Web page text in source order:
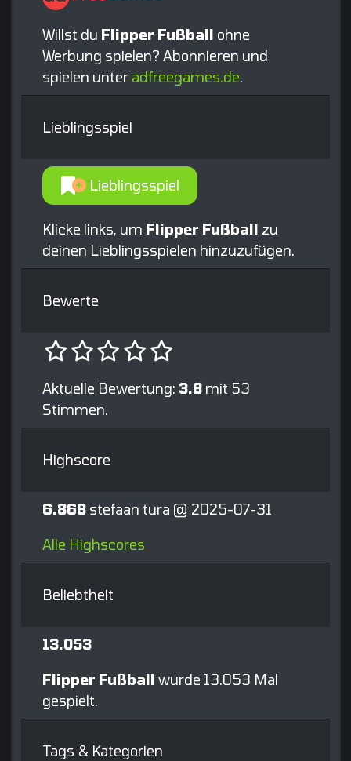
Willst du Flipper Fußball ohne
Werbung spielen? Abonnieren und
spielen unter adfreegames.de.
Lieblingsspiel
Lieblingsspiel
Klicke links, um Flipper Fußball zu
deinen Lieblingsspielen hinzuzufügen.
Bewerte
Aktuelle Bewertung: 3.8 mit 53
Stimmen.
Highscore
6.868 stefaan tura @ 2025-07-31
Alle Highscores
Beliebtheit
13.053
Flipper Fußball wurde 13.053 Mal
gespielt.
Tags & Kategorien